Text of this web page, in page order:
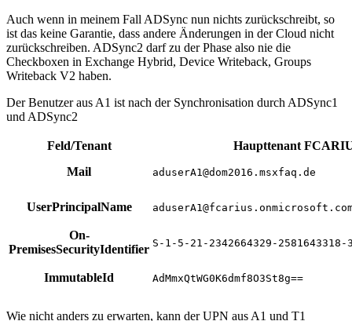
Auch wenn in meinem Fall ADSync nun nichts zurückschreibt, so
ist das keine Garantie, dass andere Änderungen in der Cloud nicht
zurückschreiben. ADSync2 darf zu der Phase also nie die
Checkboxen in Exchange Hybrid, Device Writeback, Groups
Writeback V2 haben.
Der Benutzer aus A1 ist nach der Synchronisation durch ADSync1
und ADSync2
Feld/Tenant
Haupttenant
Mail
aduserA1@dom2016.msxfaq.de
UserPrincipalName
On-
PremisesSecurityIdentifier S-1-5-21-2342664329-2581643318-
ImmutableId AdMmxQtWG0K6dmf8O3St8g==
Wie nicht anders zu erwarten, kann der UPN aus A1 und T1